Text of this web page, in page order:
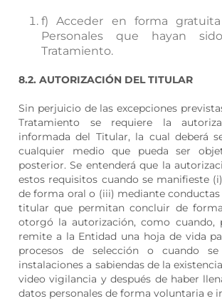
f) Acceder en forma
Personales que hayan
Tratamiento.
8.2. AUTORIZACIÓN DEL TITULAR
Sin perjuicio de las excepciones
Tratamiento se requiere la
informada del Titular, la cual deberá
cualquier medio que pueda ser
posterior. Se entenderá que la
estos requisitos cuando se manifieste
de forma oral o (iii) mediante conductas
titular que permitan concluir de
otorgó la autorización, como cuando,
remite a la Entidad una hoja de vida
procesos de selección o cuando
instalaciones a sabiendas de la
video vigilancia y después de haber
datos personales de forma voluntaria e